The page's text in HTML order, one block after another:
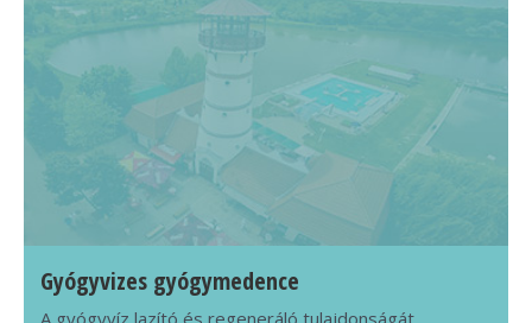
Gyógyvizes gyógymedence
A gyógyvíz lazító és regeneráló tulajdonságát